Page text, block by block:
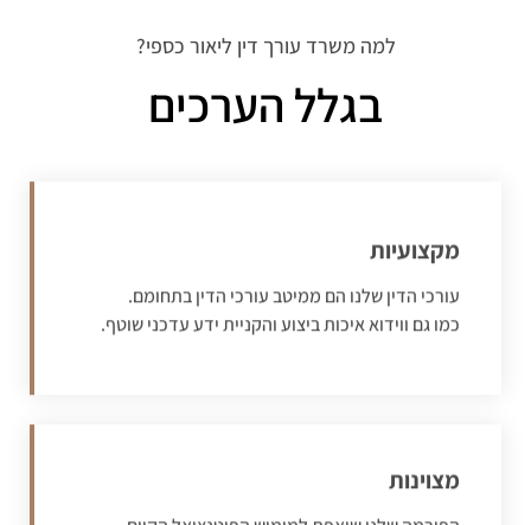
למה משרד עורך דין ליאור כספי?
בגלל הערכים
מקצועיות
עורכי הדין שלנו הם ממיטב עורכי הדין בתחומם.
כמו גם ווידוא איכות ביצוע והקניית ידע עדכני שוטף.
מצוינות